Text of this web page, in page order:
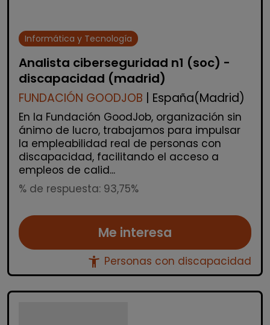
Informática y Tecnología
Analista ciberseguridad n1 (soc) -
discapacidad (madrid)
FUNDACIÓN GOODJOB | España(Madrid)
En la Fundación GoodJob, organización sin
ánimo de lucro, trabajamos para impulsar
la empleabilidad real de personas con
discapacidad, facilitando el acceso a
empleos de calid...
% de respuesta: 93,75%
Me interesa
accessibility_new Personas con discapacidad